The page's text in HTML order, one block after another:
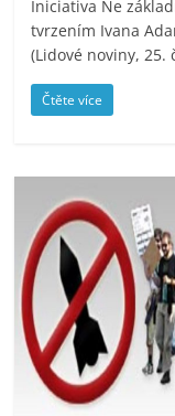
Iniciativa Ne
tvrzením Ivana
(Lidové noviny, 25.
Čtěte více